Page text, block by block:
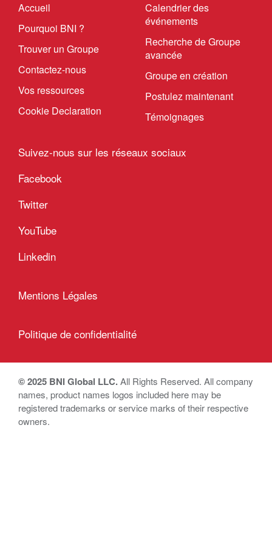
Accueil
Pourquoi BNI ?
Trouver un Groupe
Contactez-nous
Vos ressources
Cookie Declaration
Calendrier des
événements
Recherche de Groupe
avancée
Groupe en création
Postulez maintenant
Témoignages
Suivez-nous sur les réseaux sociaux
Facebook
Twitter
YouTube
Linkedin
Mentions Légales
Politique de confidentialité
© 2025 BNI Global LLC.All Rights Reserved. All company
names, product names logos included here may be
registered trademarks or service marks of their respective
owners.